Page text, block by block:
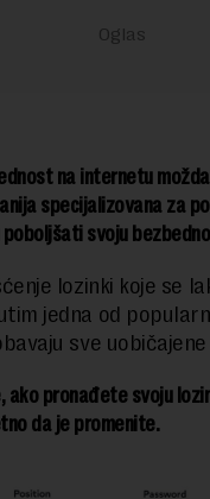
na internetu
specijalizovana za
poboljšati svoju
lozinki koje se
jedna od
sve
ako pronađete svoju
da je promenite.